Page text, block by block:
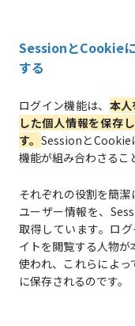
SessionとCookie
する
ログイン機能は、 本
した個人情報を保存
す。 SessionとCookie
機能が組み合わさるこ
それぞれの役割を簡
ユーザー情報を、
取得しています。ロ
イトを閲覧する人物
使われ、これらによ
に保存されるのです。